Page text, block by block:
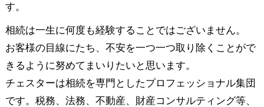
す。
相続は一生に何度も経験することではございません。
お客様の目線にたち、不安を一つ一つ取り除くことがで
きるように努めてまいりたいと思います。
チェスターは相続を専門としたプロフェッショナル集団
です。税務、法務、不動産、財産コンサルティング等、